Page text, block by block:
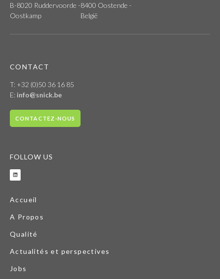
B-8020 Ruddervoorde -
Oostkamp
8400 Oostende -
België
CONTACT
T: +32 (0)50 36 16 85
E: info@snick.be
CONTACTEZ-NOUS
FOLLOW US
Accueil
A Propos
Qualité
Actualités et perspectives
Jobs